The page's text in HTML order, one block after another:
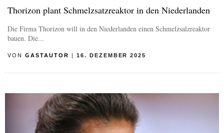
Thorizon plant Schmelzsatzreaktor in den Niederlanden
Die Firma Thorizon will in den Niederlanden einen Schmelzsalzreaktor
bauen. Die...
VON GASTAUTOR 16. DEZEMBER 2025